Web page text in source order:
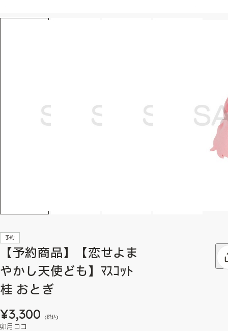
予約
【予約商品】【恋せよま
やかし天使ども】ﾏｽｺｯﾄ
桂 おとぎ
¥3,300 (税込)
卯月ココ